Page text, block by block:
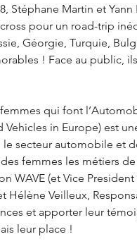
Stéphane Martin et
pour un road-trip
Géorgie, Turquie,
! Face au public,
qui font
Vehicles in Europe) est
secteur automobile et
femmes les métiers
WAVE (et Vice
Hélène Veilleux,
et apporter leur
leur place !